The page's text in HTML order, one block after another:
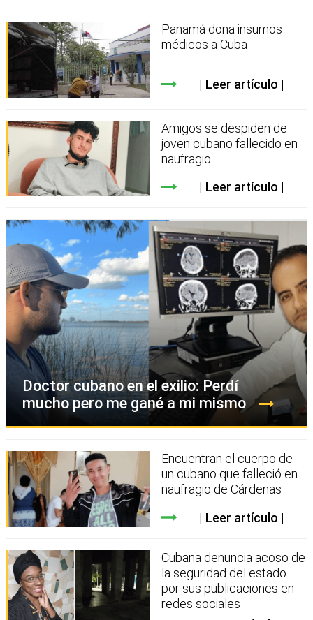
Panamá dona insumos
médicos a Cuba
Leer artículo
Amigos se despiden de
joven cubano fallecido en
naufragio
Leer artículo
Doctor cubano en el exilio: Perdí
mucho pero me gané a mi mismo
Encuentran el cuerpo de
un cubano que falleció en
naufragio de Cárdenas
Leer artículo
Cubana denuncia acoso de
la seguridad del estado
por sus publicaciones en
redes sociales